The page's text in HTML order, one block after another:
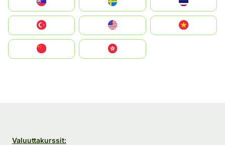
United States
中國香港特別行政區
Valuuttakurssit: